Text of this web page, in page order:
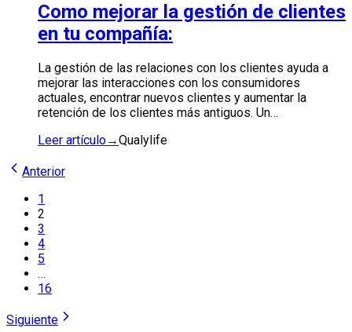
Como mejorar la gestión de clientes
en tu compañía:
La gestión de las relaciones con los clientes ayuda a
mejorar las interacciones con los consumidores
actuales, encontrar nuevos clientes y aumentar la
retención de los clientes más antiguos. Un…
Leer artículo→Qualylife
Anterior
1
2
3
4
5
…
16
Siguiente